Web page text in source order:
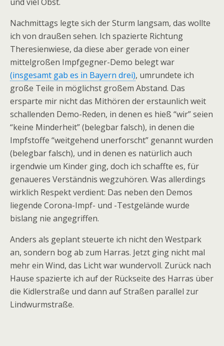
Nachmittags legte sich der Sturm langsam, das wollte
ich von draußen sehen. Ich spazierte Richtung
Theresienwiese, da diese aber gerade von einer
mittelgroßen Impfgegner-Demo belegt war
(insgesamt gab es in Bayern drei), umrundete ich
große Teile in möglichst großem Abstand. Das
ersparte mir nicht das Mithören der erstaunlich weit
schallenden Demo-Reden, in denen es hieß “wir” seien
“keine Minderheit” (belegbar falsch), in denen die
Impfstoffe “weitgehend unerforscht” genannt wurden
(belegbar falsch), und in denen es natürlich auch
irgendwie um Kinder ging, doch ich schaffte es, für
genaueres Verständnis wegzuhören. Was allerdings
wirklich Respekt verdient: Das neben den Demos
liegende Corona-Impf- und -Testgelände wurde
bislang nie angegriffen.
Anders als geplant steuerte ich nicht den Westpark
an, sondern bog ab zum Harras. Jetzt ging nicht mal
mehr ein Wind, das Licht war wundervoll. Zurück nach
Hause spazierte ich auf der Rückseite des Harras über
die Kidlerstraße und dann auf Straßen parallel zur
Lindwurmstraße.